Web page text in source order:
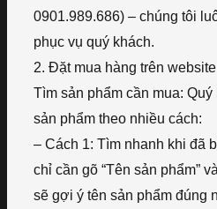
0901.989.686) – chúng tôi
phục vụ quý khách.
2. Đặt mua hàng trên
Tìm sản phẩm cần mua:
sản phẩm theo nhiều cách:
– Cách 1: Tìm nhanh khi đã
chỉ cần gõ “Tên sản phẩm”
sẽ gợi ý tên sản phẩm đúng